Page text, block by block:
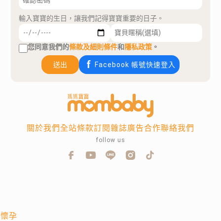
輸入寶寶的生日，讓我們記得寶寶重要的日子。
您同意我們的條款及細則條件和隱私政策 。
送出 Facebook 帳號快速登入
懷孕
關於我們全站條款訂閱雜誌廣告合作聯絡我們
follow us